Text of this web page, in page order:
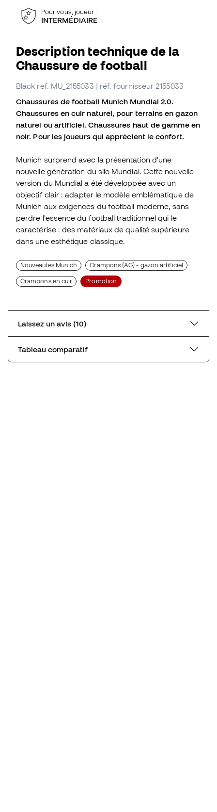
Pour vous, joueur :
INTERMÉDIAIRE
Description technique de la
Chaussure de football
Black ref. MU_2155033 | réf. fournisseur 2155033
Chaussures de football Munich Mundial 2.0.
Chaussures en cuir naturel, pour terrains en gazon
naturel ou artificiel. Chaussures haut de gamme en
noir. Pour les joueurs qui apprécient le confort.
Munich surprend avec la présentation d'une
nouvelle génération du silo Mundial. Cette nouvelle
version du Mundial a été développée avec un
objectif clair : adapter le modèle emblématique de
Munich aux exigences du football moderne, sans
perdre l'essence du football traditionnel qui le
caractérise : des matériaux de qualité supérieure
dans une esthétique classique.
Nouveautés Munich Crampons (AG) - gazon artificiel
Crampons en cuir Promotion
Laissez un avis (10)
Tableau comparatif